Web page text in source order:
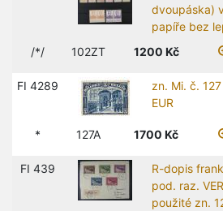
dvoupáska)
papíře bez
/*/
102ZT 1200 Kč
FI 4289
zn. Mi. č.
EUR
* 127A 1700 Kč
FI 439
R-dopis
pod. raz.
použité zn.